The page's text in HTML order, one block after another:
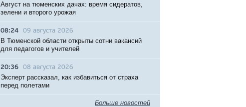
Август на тюменских дачах: время сидератов,
зелени и второго урожая
08:24 09 августа 2026
В Тюменской области открыты сотни вакансий
для педагогов и учителей
20:36 08 августа 2026
Эксперт рассказал, как избавиться от страха
перед полетами
Больше новостей